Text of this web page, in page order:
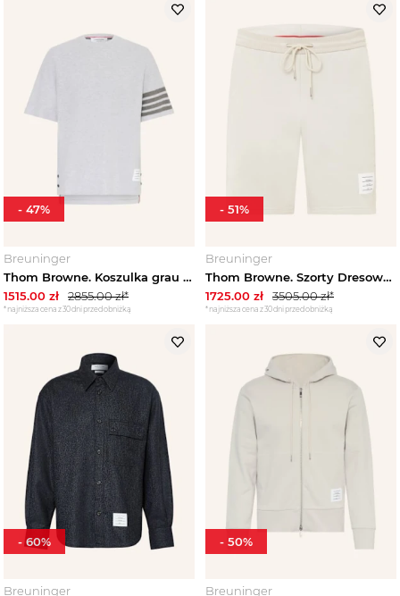
Breuninger
Thom Browne. Koszulka grau szary
1515.00 zł 2855.00zł*
*najniższa cena z 30 dni przed obniżką
- 47%
Breuninger
Thom Browne. Szorty Dresowe beige
1725.00 zł 3505.00zł*
*najniższa cena z 30 dni przed obniżką
- 51%
Breuninger
-60%
Breuninger
- 50%